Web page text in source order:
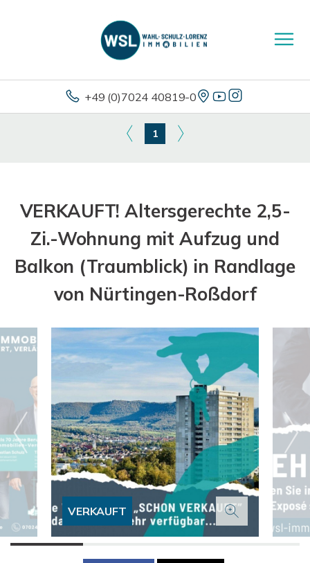
+49 (0)7024 40819-0
1
VERKAUFT! Altersgerechte 2,5-
Zi.-Wohnung mit Aufzug und
Balkon (Traumblick) in Randlage
von Nürtingen-Roßdorf
VERKAUFT